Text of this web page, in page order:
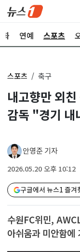
화 연예 스포츠
스포츠 축구
내고향만 외
감독 "경기 내
안영준 기자
2026.05.20 오후 10:12
구글에서 뉴스1 즐겨
수원FC위민,
아쉬움과 미안함에